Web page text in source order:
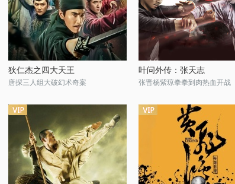
狄仁杰之四大天王
唐探三人组大破幻术奇案
叶问外传：张天志
张晋杨紫琼拳拳到肉热血开战